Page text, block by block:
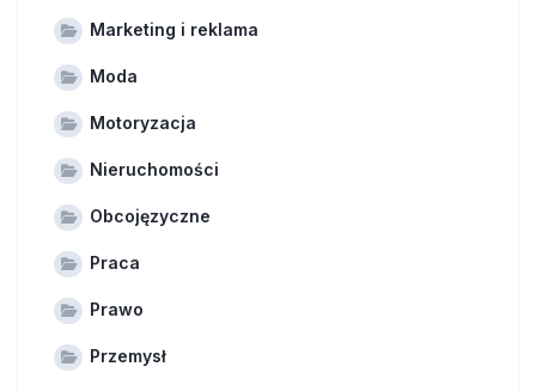
Marketing i reklama
Moda
Motoryzacja
Nieruchomości
Obcojęzyczne
Praca
Prawo
Przemysł